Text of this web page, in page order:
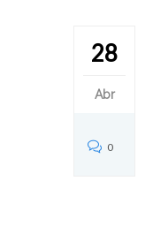
28
Abr
0